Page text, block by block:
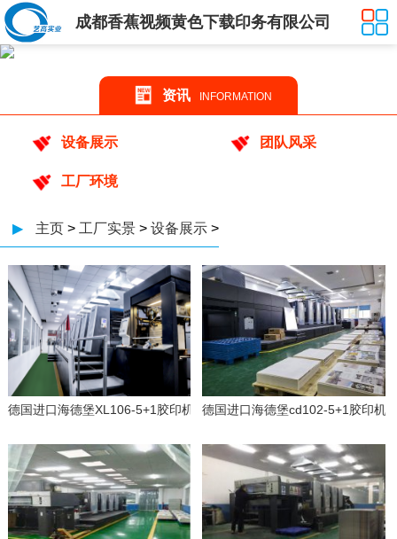
成都香蕉视频黄色下载印务有限公司
资讯 INFORMATION
设备展示 团队风采
工厂环境
▶ 主页 > 工厂实景 > 设备展示 >
德国进口海德堡XL106-5+1胶印机 德国进口海德堡cd102-5+1胶印机